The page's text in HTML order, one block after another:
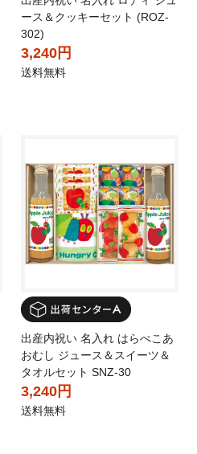
ース＆クッキーセット (ROZ-
302)
3,240円
送料無料
出産内祝い 名入れ はらぺこあ
おむし ジュース＆スイーツ＆
タオルセット SNZ-30
3,240円
送料無料